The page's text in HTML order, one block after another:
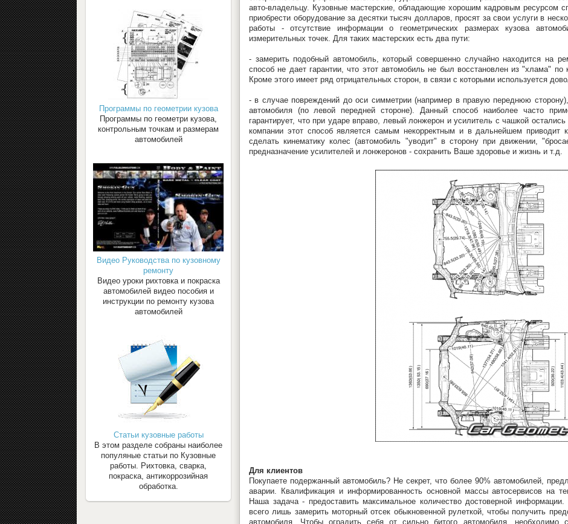
авто-владельцу. Кузовные мастерские, обладающие хорошим кадровым ресурсом
приобрести оборудование за десятки тысяч долларов, просят за свои услуги в
работы - отсутствие информации о геометрических размерах кузова
измерительных точек. Для таких мастерских есть два пути:
- замерить подобный автомобиль, который совершенно случайно находится на
способ не дает гарантии, что этот автомобиль не был восстановлен из "хлама" по
Кроме этого имеет ряд отрицательных сторон, в связи с которыми используется
- в случае повреждений до оси симметрии (например в правую переднюю
автомобиля (по левой передней стороне). Данный способ наиболее часто
гарантирует, что при ударе вправо, левый лонжерон и усилитель с чашкой
компании этот способ является самым некорректным и в дальнейшем приводит
сделать кинематику колес (автомобиль "уводит" в сторону при движении,
предназначение усилителей и лонжеронов - сохранить Ваше здоровье и жизнь и т.д.
Для клиентов
Покупаете подержанный автомобиль? Не секрет, что более 90% автомобилей,
аварии. Квалификация и информированность основной массы автосервисов на
Наша задача - предоставить максимальное количество достоверной
всего лишь замерить моторный отсек обыкновенной рулеткой, чтобы получить
автомобиля. Чтобы оградить себя от сильно битого автомобиля, необходимо
Программы по геометрии кузова
Программы по геометри кузова,
контрольным точкам и размерам
автомобилей
Видео Руководства по кузовному
ремонту
Видео уроки рихтовка и покраска
автомобилей видео пособия и
инструкции по ремонту кузова
автомобилей
Статьи кузовные работы
В этом разделе собраны наиболее
популяные статьи по Кузовные
работы. Рихтовка, сварка,
покраска, антикоррозийная
обработка.